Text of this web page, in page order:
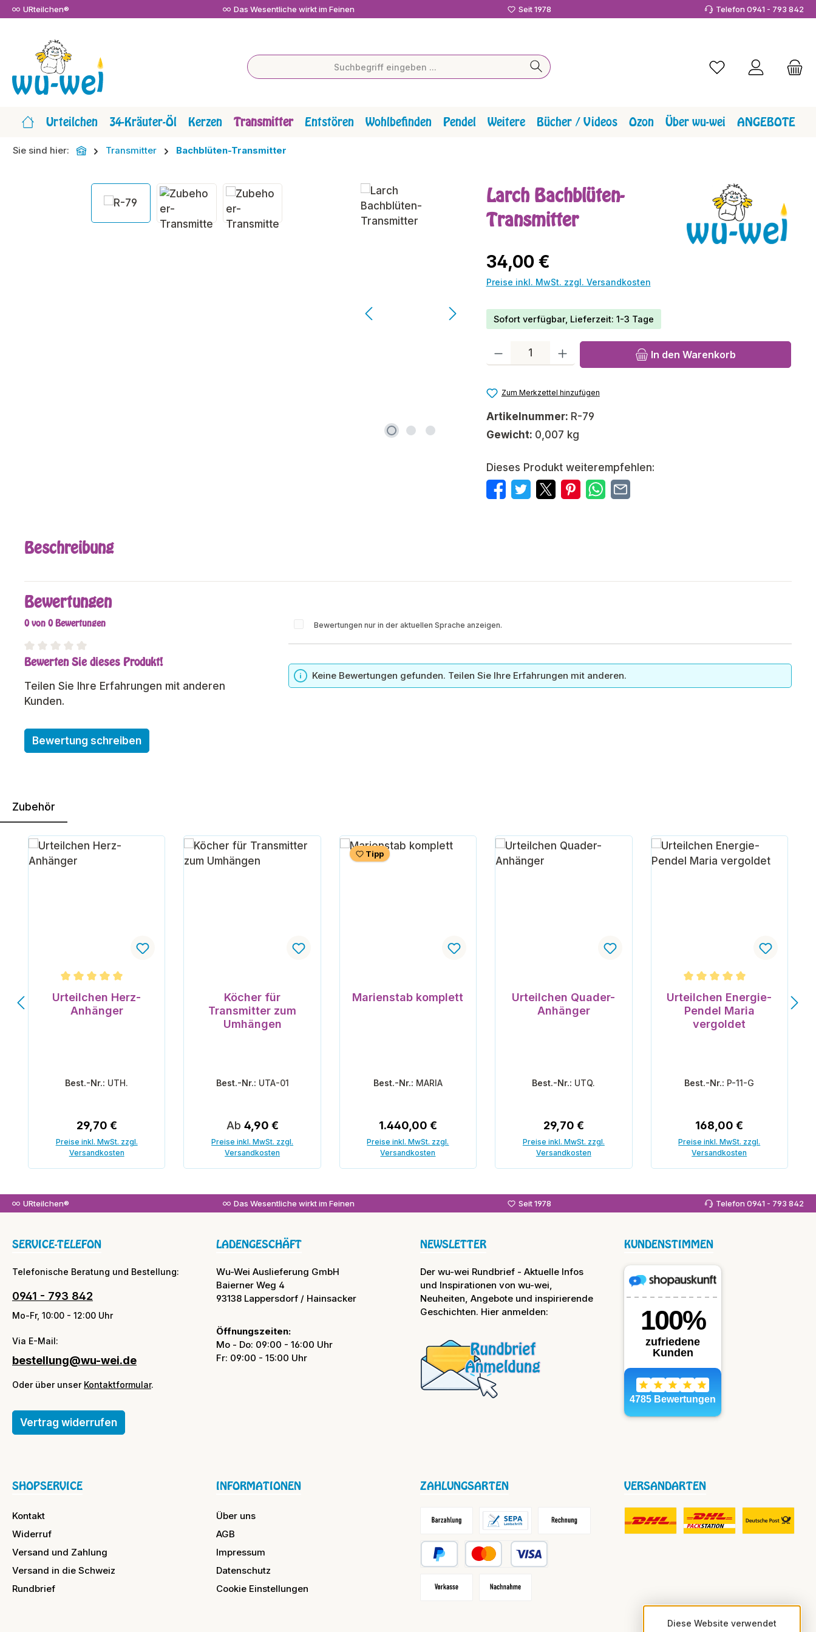
Hauptinhalt springen
Zur Suche springen
Zur Hauptnavigation springen
URteilchen® Das Wesentliche wirkt im Feinen Seit 1978 Telefon 0941 - 793 842
Du hast 0 Produkte
Urteilchen 34-Kräuter-Öl Kerzen Transmitter Entstören Wohlbefinden Pendel Weitere Bücher / Videos Ozon Über wu-wei ANGEBOTE
Sie sind hier: Transmitter Bachblüten-Transmitter
Bildergalerie überspringen
Larch Bachblüten-
Transmitter
Regulärer Preis:
34,00 €
Preise inkl. MwSt. zzgl. Versandkosten
Sofort verfügbar, Lieferzeit: 1-3 Tage
Produkt Anzahl: Gib den gewünschten Wert ein oder benutze die
In den Warenkorb
Zum Merkzettel hinzufügen
Artikelnummer: R-79
Gewicht: 0,007 kg
Dieses Produkt weiterempfehlen:
Beschreibung
Bewertungen
0 von 0 Bewertungen
Durchschnittliche Bewertung von 0 von 5 Sternen
Bewerten Sie dieses Produkt!
Teilen Sie Ihre Erfahrungen mit anderen
Kunden.
Bewertung schreiben
Bewertungen nur in der aktuellen Sprache anzeigen.
Keine Bewertungen gefunden. Teilen Sie Ihre Erfahrungen mit anderen.
Zubehör
Produktgalerie überspringen
Durchschnittliche Bewertung von 5 von 5 Sternen
Urteilchen Herz-
Anhänger
Best.-Nr.: UTH.
Regulärer Preis:
29,70 €
Preise inkl. MwSt. zzgl.
Versandkosten
Köcher für
Transmitter zum
Umhängen
Best.-Nr.: UTA-01
Regulärer Preis:
Ab 4,90 €
Preise inkl. MwSt. zzgl.
Versandkosten
Tipp
Marienstab komplett
Best.-Nr.: MARIA
Regulärer Preis:
1.440,00 €
Preise inkl. MwSt. zzgl.
Versandkosten
Urteilchen Quader-
Anhänger
Best.-Nr.: UTQ.
Regulärer Preis:
29,70 €
Preise inkl. MwSt. zzgl.
Versandkosten
Durchschnittliche Bewertung
Urteilchen Energie-
Pendel Maria
vergoldet
Best.-Nr.: P-11-G
Regulärer Preis:
168,00 €
Preise inkl. MwSt. zzgl.
Versandkosten
URteilchen® Das Wesentliche wirkt im Feinen Seit 1978 Telefon 0941 - 793 842
SERVICE-TELEFON
Telefonische Beratung und Bestellung:
0941 - 793 842
Mo-Fr, 10:00 - 12:00 Uhr
Via E-Mail:
bestellung@wu-wei.de
Oder über unser Kontaktformular.
Vertrag widerrufen
SHOPSERVICE
Kontakt
Widerruf
Versand und Zahlung
Versand in die Schweiz
Rundbrief
INFORMATIONEN
Über uns
AGB
Impressum
Datenschutz
Cookie Einstellungen
NEWSLETTER
Der wu-wei Rundbrief - Aktuelle Infos
und Inspirationen von wu-wei,
Neuheiten, Angebote und inspirierende
Geschichten. Hier anmelden:
KUNDENSTIMMEN
LADENGESCHÄFT
Wu-Wei Auslieferung GmbH
Baierner Weg 4
93138 Lappersdorf / Hainsacker
Öffnungszeiten:
Mo - Do: 09:00 - 16:00 Uhr
Fr: 09:00 - 15:00 Uhr
ZAHLUNGSARTEN
Lastschrift Rechnung
Barzahlung / Versandkostenfrei
VERSANDARTEN
Diese Website verwendet